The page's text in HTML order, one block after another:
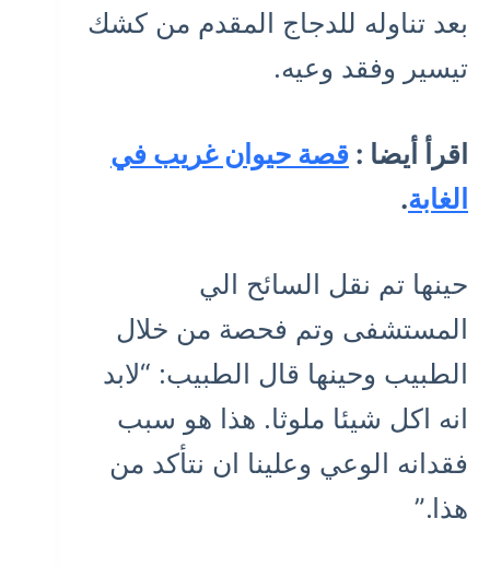
بعد تناوله للدجاج المقدم من كشك
تيسير وفقد وعيه.
اقرأ أيضا : قصة حيوان غريب في
الغابة.
حينها تم نقل السائح الي
المستشفى وتم فحصة من خلال
الطبيب وحينها قال الطبيب: “لابد
انه اكل شيئا ملوثا. هذا هو سبب
فقدانه الوعي وعلينا ان نتأكد من
هذا.”